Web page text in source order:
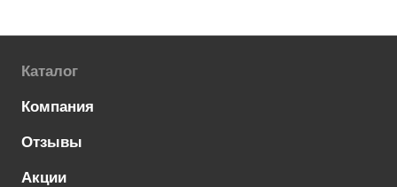
Каталог
Компания
Отзывы
Акции